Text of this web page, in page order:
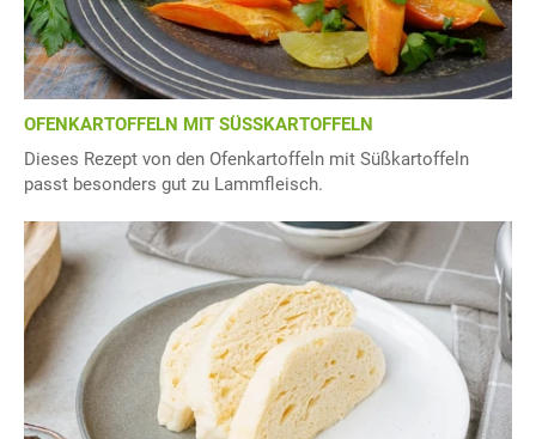
OFENKARTOFFELN MIT SÜSSKARTOFFELN
Dieses Rezept von den Ofenkartoffeln mit Süßkartoffeln
passt besonders gut zu Lammfleisch.